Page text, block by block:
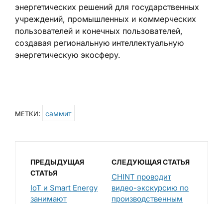
энергетических решений для государственных
учреждений, промышленных и коммерческих
пользователей и конечных пользователей,
создавая региональную интеллектуальную
энергетическую экосферу.
МЕТКИ: саммит
ПРЕДЫДУЩАЯ
СТАТЬЯ
IoT и Smart Energy
занимают
СЛЕДУЮЩАЯ СТАТЬЯ
CHINT проводит
видео-экскурсию по
производственным